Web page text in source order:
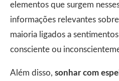
elementos que surgem
informações relevantes
maioria ligados a
consciente ou
Além disso, sonhar com